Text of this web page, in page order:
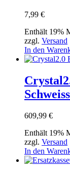
7,99 €
Enthält 19%
zzgl. Versand
In den
609,99 €
Enthält 19%
zzgl. Versand
In den